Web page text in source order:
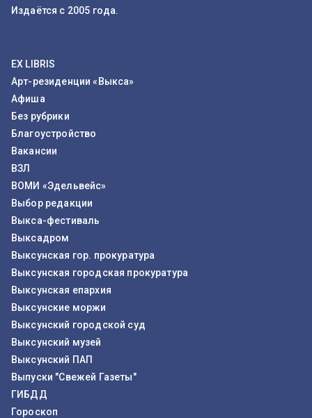
Издаётся с 2005 года.
EX LIBRIS
Арт-резиденции «Выкса»
Афиша
Без рубрики
Благоустройство
Вакансии
ВЗЛ
ВОМИ «Эдельвейс»
Выбор редакции
Выкса-фестиваль
Выксадром
Выксунская гор. прокуратура
Выксунская городская прокуратура
Выксунская епархия
Выксунские моржи
Выксунский городской суд
Выксунский музей
Выксунский ПАП
Выпуски "Свежей Газеты"
ГИБДД
Гороскоп